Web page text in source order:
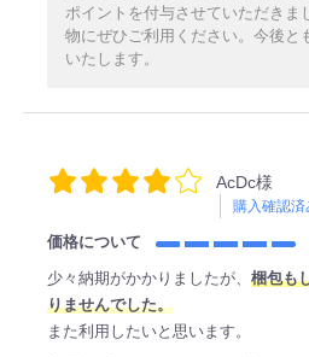
ポイントを付与させていただきま
物にぜひご利用ください。今後と
いたします。
AcDc様
購入確認済
価格について
少々納期がかかりましたが、 梱包も
りませんでした。
また利用したいと思います。